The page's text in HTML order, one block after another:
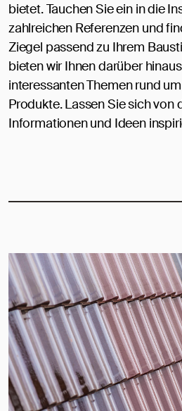
bietet. Tauchen Sie ein in die
zahlreichen Referenzen und
Ziegel passend zu Ihrem
bieten wir Ihnen darüber
interessanten Themen rund
Produkte. Lassen Sie sich von
Informationen und Ideen